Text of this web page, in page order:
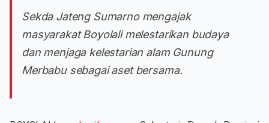
Sekda Jateng Sumarno mengajak
masyarakat Boyolali melestarikan budaya
dan menjaga kelestarian alam Gunung
Merbabu sebagai aset bersama.